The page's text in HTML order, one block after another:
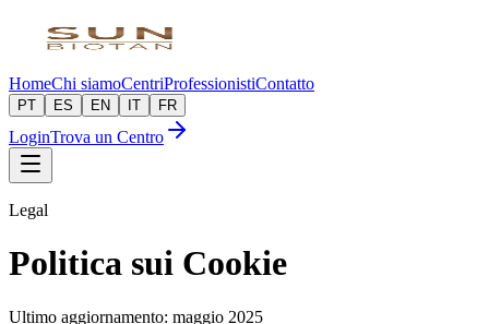
HomeChi siamoCentriProfessionistiContatto
PT ES EN IT FR
LoginTrova un Centro
Legal
Politica sui Cookie
Ultimo aggiornamento: maggio 2025